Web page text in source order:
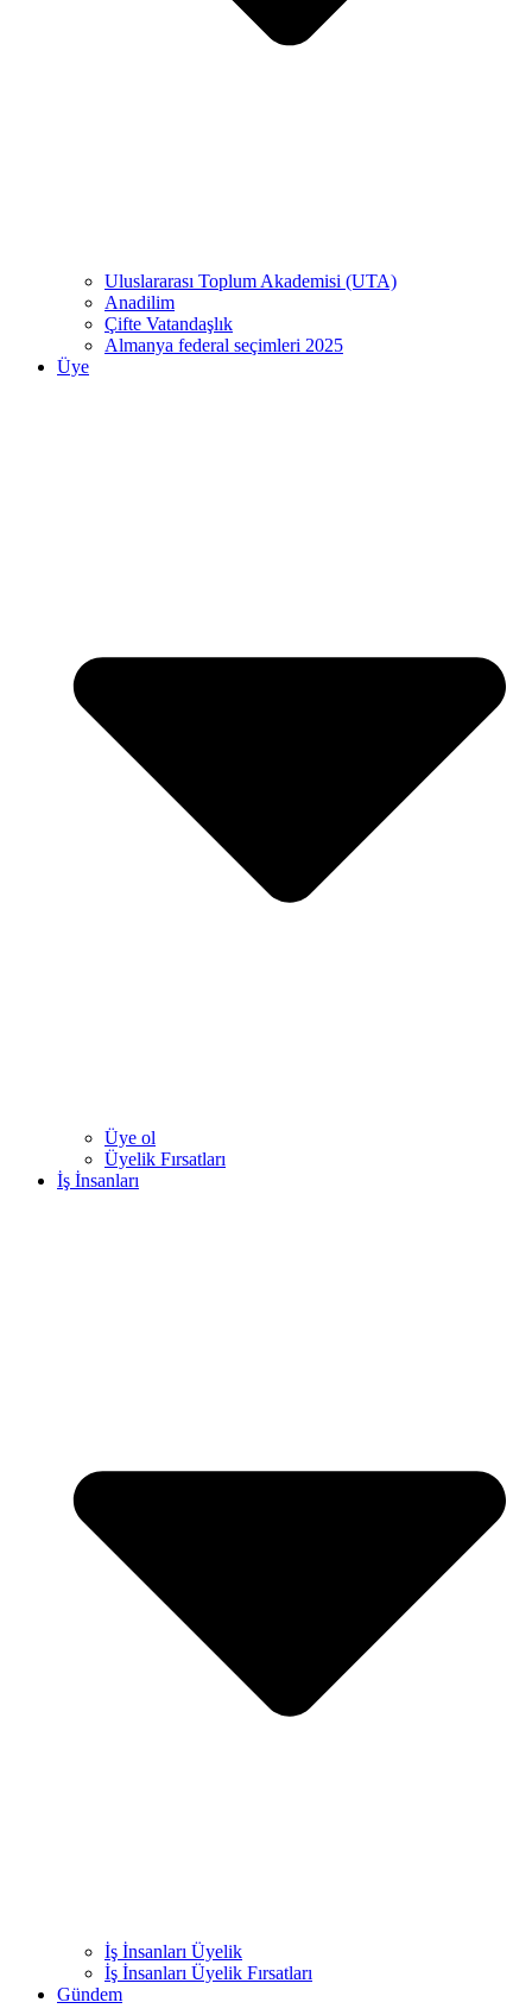
Uluslararası Toplum Akademisi (UTA)
Anadilim
Çifte Vatandaşlık
Almanya federal seçimleri 2025
Üye
Üye ol
Üyelik Fırsatları
İş İnsanları
İş İnsanları Üyelik
İş İnsanları Üyelik Fırsatları
Gündem